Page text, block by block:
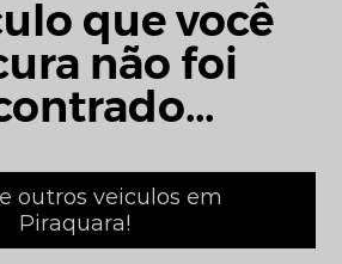
que você
não foi
outros veiculos em
Piraquara!